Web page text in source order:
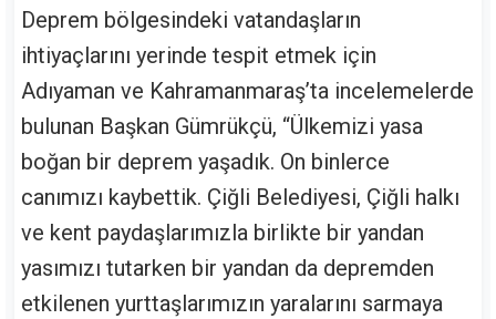
Deprem bölgesindeki vatandaşların
ihtiyaçlarını yerinde tespit etmek için
Adıyaman ve Kahramanmaraş’ta incelemelerde
bulunan Başkan Gümrükçü, “Ülkemizi yasa
boğan bir deprem yaşadık. On binlerce
canımızı kaybettik. Çiğli Belediyesi, Çiğli halkı
ve kent paydaşlarımızla birlikte bir yandan
yasımızı tutarken bir yandan da depremden
etkilenen yurttaşlarımızın yaralarını sarmaya